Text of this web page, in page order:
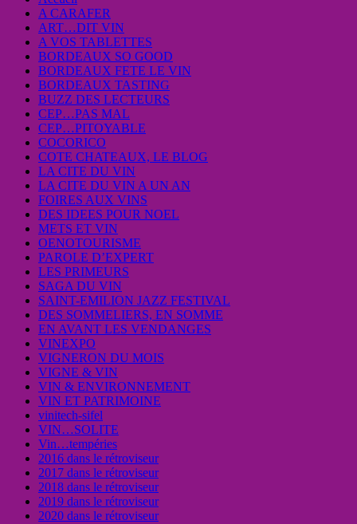
A CARAFER
ART…DIT VIN
A VOS TABLETTES
BORDEAUX SO GOOD
BORDEAUX FETE LE VIN
BORDEAUX TASTING
BUZZ DES LECTEURS
CEP…PAS MAL
CEP…PITOYABLE
COCORICO
COTE CHATEAUX, LE BLOG
LA CITE DU VIN
LA CITE DU VIN A UN AN
FOIRES AUX VINS
DES IDEES POUR NOEL
METS ET VIN
OENOTOURISME
PAROLE D’EXPERT
LES PRIMEURS
SAGA DU VIN
SAINT-EMILION JAZZ FESTIVAL
DES SOMMELIERS, EN SOMME
EN AVANT LES VENDANGES
VINEXPO
VIGNERON DU MOIS
VIGNE & VIN
VIN & ENVIRONNEMENT
VIN ET PATRIMOINE
vinitech-sifel
VIN…SOLITE
Vin…tempéries
2016 dans le rétroviseur
2017 dans le rétroviseur
2018 dans le rétroviseur
2019 dans le rétroviseur
2020 dans le rétroviseur